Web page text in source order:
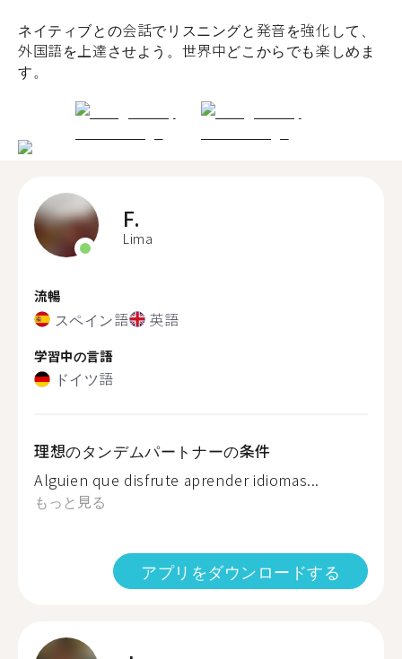
ネイティブとの会話でリスニングと発音を強化して、
外国語を上達させよう。世界中どこからでも楽しめま
す。
F.
Lima
流暢
スペイン語 英語
学習中の言語
ドイツ語
理想のタンデムパートナーの条件
Alguien que disfrute aprender idiomas...
もっと見る
アプリをダウンロードする